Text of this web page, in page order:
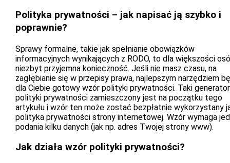
Polityka prywatności – jak napisać ją szybko i
poprawnie?
Sprawy formalne, takie jak spełnianie obowiązków
informacyjnych wynikających z RODO, to dla większości
niezbyt przyjemna konieczność. Jeśli nie masz czasu, na
zagłębianie się w przepisy prawa, najlepszym narzędziem
dla Ciebie gotowy wzór polityki prywatności. Taki generator
polityki prywatności zamieszczony jest na początku tego
artykułu i wzór ten może zostać bezpłatnie wykorzystany
polityka prywatności strony internetowej. Wzór wymaga
podania kilku danych (jak np. adres Twojej strony www).
Jak działa wzór polityki prywatności?